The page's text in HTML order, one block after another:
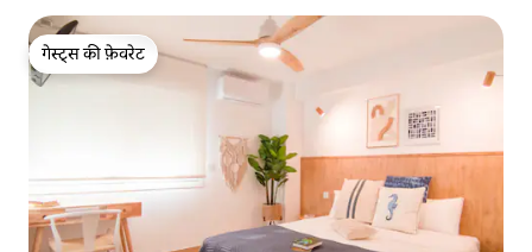
गेस्ट्स की फ़ेवरेट
गेस्ट्स की फ़ेवरेट